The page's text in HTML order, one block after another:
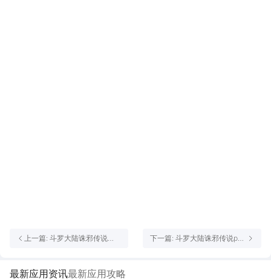
上一篇: 斗罗大陆诛邪传说
下一篇: 斗罗大陆诛邪传说pc
最新应用资讯最新应用攻略